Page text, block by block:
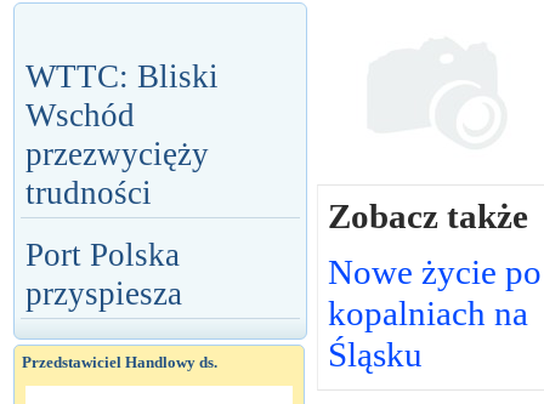
WTTC: Bliski
Wschód
przezwycięży
trudności
Port Polska
przyspiesza
Przedstawiciel Handlowy ds.
Zobacz także
Nowe życie po
kopalniach na
Śląsku